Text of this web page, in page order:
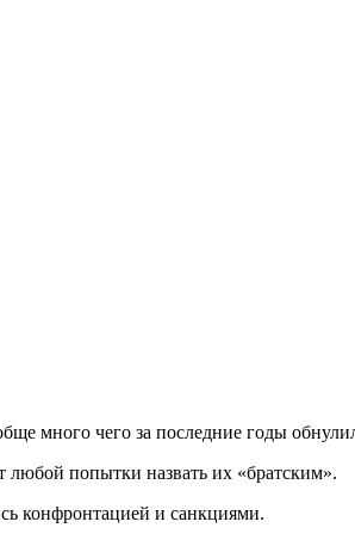
много чего за последние годы
любой попытки назвать их «братским».
конфронтацией и санкциями.